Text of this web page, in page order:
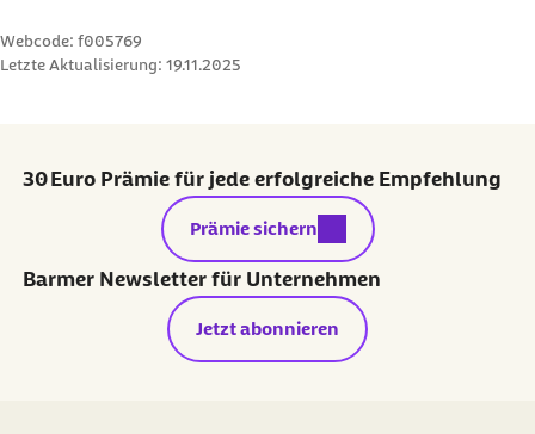
Webcode: f005769
Letzte Aktualisierung: 19.11.2025
30 Euro Prämie für jede erfolgreiche Empfehlung
externer Link:
Prämie sichern
Barmer Newsletter für Unternehmen
Jetzt abonnieren